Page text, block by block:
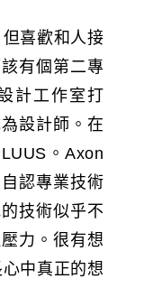
喜歡和人接
有個第二專
計工作室打
設計師。在
。Axon
認專業技術
技術似乎不
力。很有想
中真正的想